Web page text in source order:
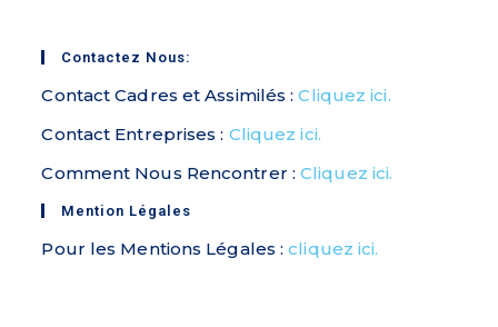
Contactez Nous:
Contact Cadres et Assimilés :Cliquez ici.
Contact Entreprises : Cliquez ici.
Comment Nous Rencontrer :Cliquez ici.
Mention Légales
Pour les Mentions Légales : cliquez ici.